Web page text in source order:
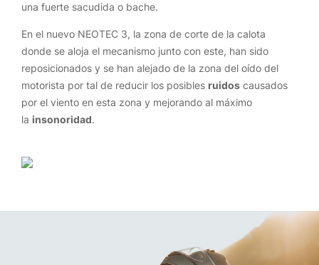
una fuerte sacudida o bache.
En el nuevo NEOTEC 3, la zona de corte de la calota
donde se aloja el mecanismo junto con este, han sido
reposicionados y se han alejado de la zona del oído del
motorista por tal de reducir los posibles ruidos causados
por el viento en esta zona y mejorando al máximo
la insonoridad.